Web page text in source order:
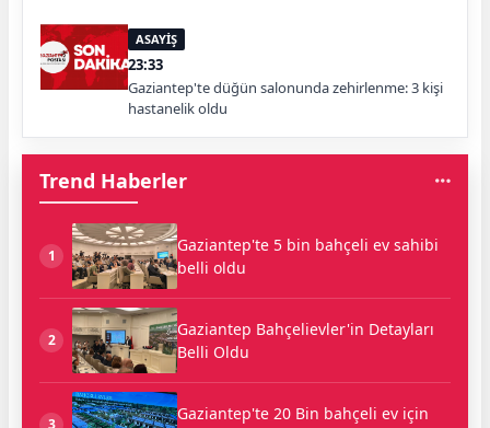
ASAYİŞ
23:33
Gaziantep'te düğün salonunda zehirlenme: 3 kişi
hastanelik oldu
Trend Haberler
1
Gaziantep'te 5 bin bahçeli ev sahibi
belli oldu
2
Gaziantep Bahçelievler'in Detayları
Belli Oldu
3
Gaziantep'te 20 Bin bahçeli ev için